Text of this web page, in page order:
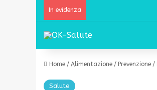
In evidenza
Home / Alimentazione / Prevenzione /
Salute